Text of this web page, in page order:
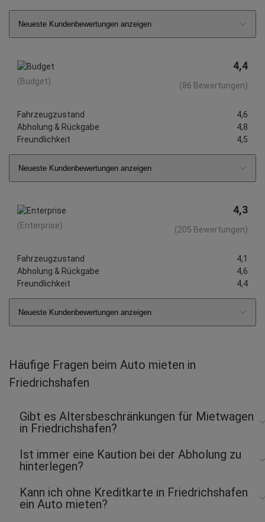
Neueste Kundenbewertungen anzeigen
(Budget)
4,4
(86 Bewertungen)
Fahrzeugzustand
4,6
Abholung & Rückgabe
4,8
Freundlichkeit
4,5
Neueste Kundenbewertungen anzeigen
(Enterprise)
4,3
(205 Bewertungen)
Fahrzeugzustand
4,1
Abholung & Rückgabe
4,6
Freundlichkeit
4,4
Neueste Kundenbewertungen anzeigen
Häufige Fragen beim Auto mieten in
Friedrichshafen
Gibt es Altersbeschränkungen für Mietwagen
in Friedrichshafen?
Ist immer eine Kaution bei der Abholung zu
hinterlegen?
Kann ich ohne Kreditkarte in Friedrichshafen
ein Auto mieten?